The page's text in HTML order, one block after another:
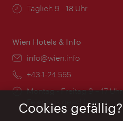
Öffnungszeiten:
Täglich 9 - 18 Uhr
Wien Hotels & Info
Email:
info@wien.info
Telefon:
+43-1-24 555
Öffnungszeiten:
Montag - Freitag 9 – 17 Uhr
Feiertags geschlossen
Cookies gefällig?